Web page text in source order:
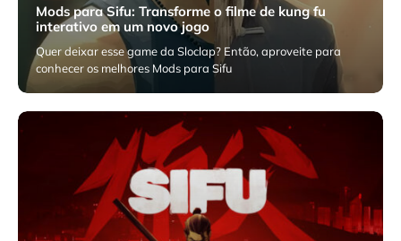
Mods para Sifu: Transforme o filme de kung fu
interativo em um novo jogo
Quer deixar esse game da Sloclap? Então, aproveite para
conhecer os melhores Mods para Sifu
julho 24, 2025